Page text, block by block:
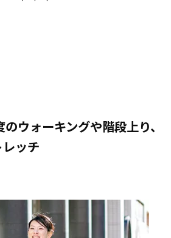
ウォーキングや階段上り、
ッチ